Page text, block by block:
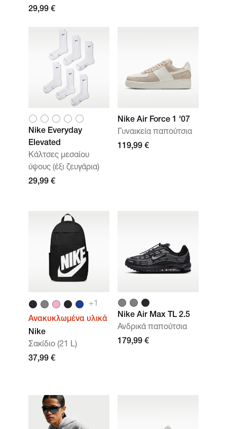
29,99 €
Nike Everyday
Elevated
Κάλτσες μεσαίου
ύψους (έξι ζευγάρια)
29,99 €
Nike Air Force 1 '07
Γυναικεία παπούτσια
119,99 €
+1
Ανακυκλωμένα υλικά
Nike
Σακίδιο (21 L)
37,99 €
Nike Air Max TL 2.5
Ανδρικά παπούτσια
179,99 €